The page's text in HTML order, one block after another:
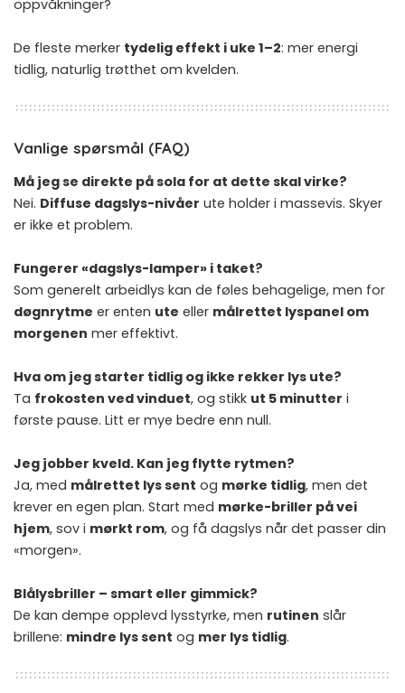
oppvåkninger?
De fleste merker tydelig effekt i uke 1–2: mer energi
tidlig, naturlig trøtthet om kvelden.
Vanlige spørsmål (FAQ)
Må jeg se direkte på sola for at dette skal virke?
Nei. Diffuse dagslys-nivåer ute holder i massevis. Skyer
er ikke et problem.
Fungerer «dagslys-lamper» i taket?
Som generelt arbeidlys kan de føles behagelige, men for
døgnrytme er enten ute eller målrettet lyspanel om
morgenen mer effektivt.
Hva om jeg starter tidlig og ikke rekker lys ute?
Ta frokosten ved vinduet, og stikk ut 5 minutter i
første pause. Litt er mye bedre enn null.
Jeg jobber kveld. Kan jeg flytte rytmen?
Ja, med målrettet lys sent og mørke tidlig, men det
krever en egen plan. Start med mørke-briller på vei
hjem, sov i mørkt rom, og få dagslys når det passer din
«morgen».
Blålysbriller – smart eller gimmick?
De kan dempe opplevd lysstyrke, men rutinen slår
brillene: mindre lys sent og mer lys tidlig.